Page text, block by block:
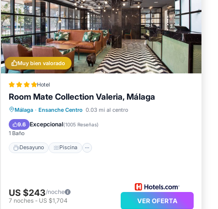
Muy bien valorado
Hotel
Room Mate Collection Valeria, Málaga
Málaga · Ensanche Centro 0.03 mi al centro
9.6 Excepcional(1005 Reseñas)
1 Baño
Desayuno Piscina
Desayuno Piscina
Balcón/Terraza
Cocina
US $243/noche
7 noches - US $1,704 VER OFERTA